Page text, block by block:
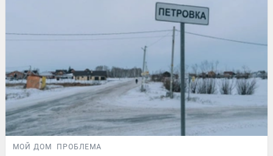
МОЙ ДОМ ПРОБЛЕМА